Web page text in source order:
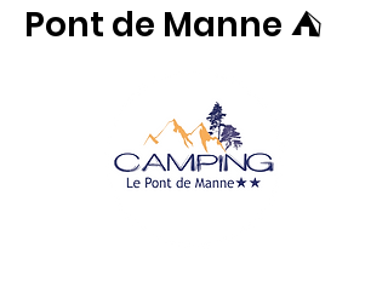
Pont de Manne ⛺️